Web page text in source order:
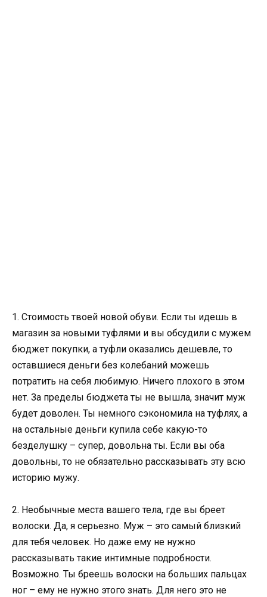
1. Стоимость твоей новой обуви. Если ты идешь в
магазин за новыми туфлями и вы обсудили с мужем
бюджет покупки, а туфли оказались дешевле, то
оставшиеся деньги без колебаний можешь
потратить на себя любимую. Ничего плохого в этом
нет. За пределы бюджета ты не вышла, значит муж
будет доволен. Ты немного сэкономила на туфлях, а
на остальные деньги купила себе какую-то
безделушку – супер, довольна ты. Если вы оба
довольны, то не обязательно рассказывать эту всю
историю мужу.
2. Необычные места вашего тела, где вы бреет
волоски. Да, я серьезно. Муж – это самый близкий
для тебя человек. Но даже ему не нужно
рассказывать такие интимные подробности.
Возможно. Ты бреешь волоски на больших пальцах
ног – ему не нужно этого знать. Для него это не